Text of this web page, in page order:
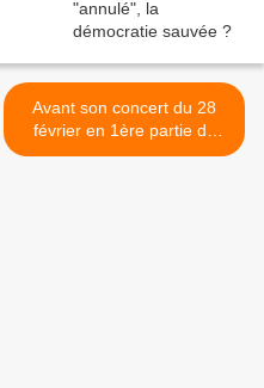
Avant son concert du 28
février en 1ère partie de
Princess Erika, Serge Kassy